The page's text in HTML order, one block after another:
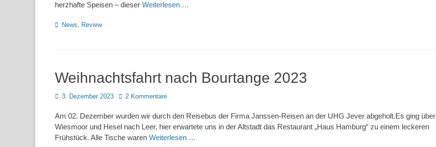
herzhafte Speisen – dieser Weiterlesen …
Kategorien
News, Review
Weihnachtsfahrt nach Bourtange 2023
Posted
3. Dezember 2023 2 Kommentare
Am 02. Dezember wurden wir durch den Reisebus der Firma Janssen-Reisen an der UHG Jever abgeholt.Es ging über
Wiesmoor und Hesel nach Leer, hier erwartete uns in der Altstadt das Restaurant „Haus Hamburg“ zu einem leckeren
Frühstück. Alle Tische waren Weiterlesen …